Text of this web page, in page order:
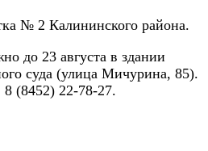
№ 2 Калининского района.
до 23 августа в здании
суда (улица Мичурина, 85).
(8452) 22-78-27.